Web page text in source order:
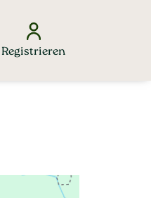
Registrieren